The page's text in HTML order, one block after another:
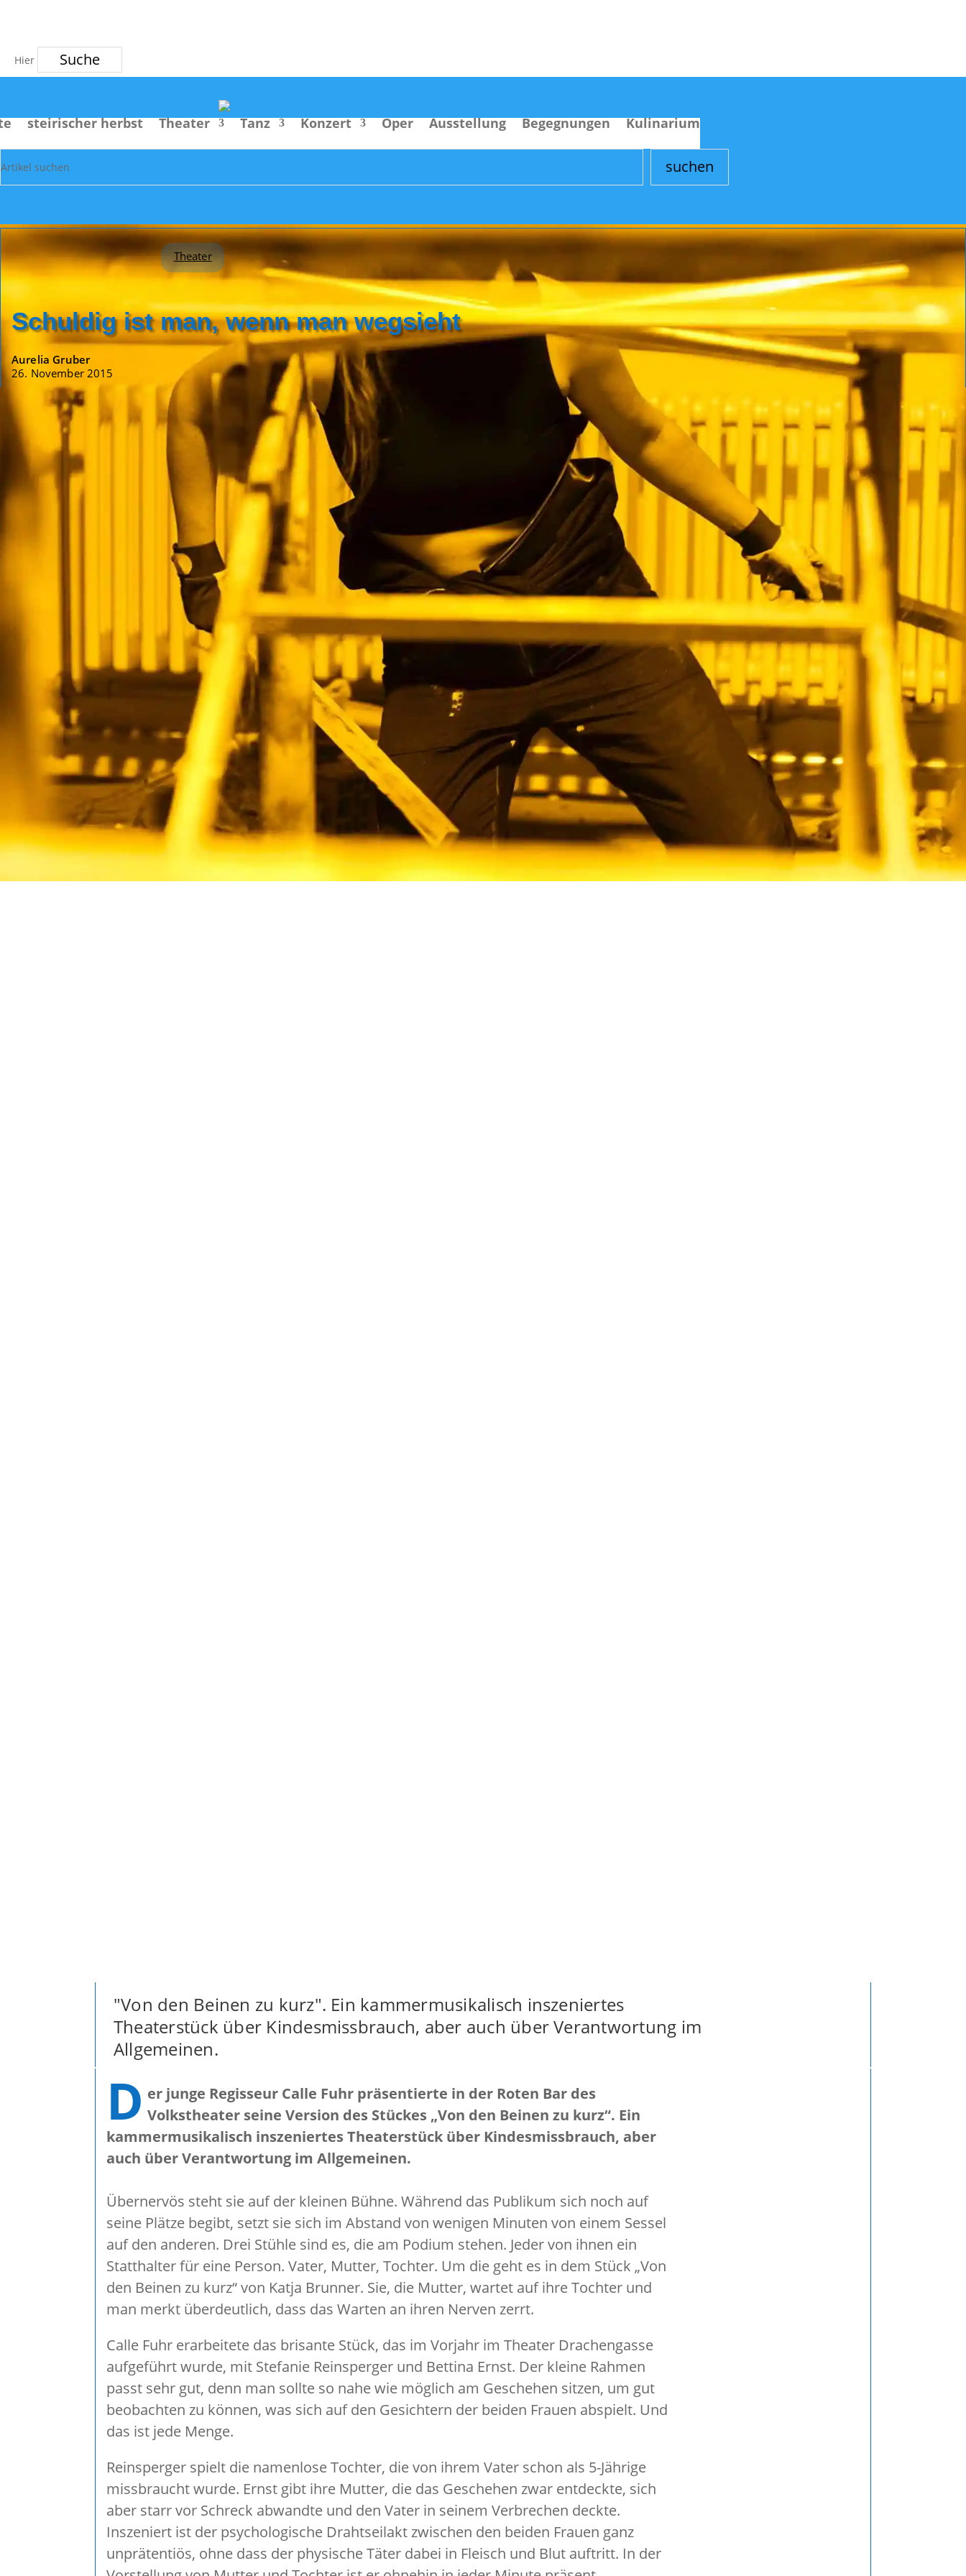
Suche
steirischer herbst Theater Tanz Konzert Oper Ausstellung Begegnungen Kulinarium
suchen
Theater
Schuldig ist man, wenn man wegsieht
Aurelia Gruber
26. November 2015
"Von den Beinen zu kurz". Ein kammermusikalisch inszeniertes
Theaterstück über Kindesmissbrauch, aber auch über Verantwortung im
Allgemeinen.
D er junge Regisseur Calle Fuhr präsentierte in der Roten Bar des
Volkstheater seine Version des Stückes „Von den Beinen zu kurz“. Ein
kammermusikalisch inszeniertes Theaterstück über Kindesmissbrauch, aber
auch über Verantwortung im Allgemeinen.
Übernervös steht sie auf der kleinen Bühne. Während das Publikum sich noch auf
seine Plätze begibt, setzt sie sich im Abstand von wenigen Minuten von einem Sessel
auf den anderen. Drei Stühle sind es, die am Podium stehen. Jeder von ihnen ein
Statthalter für eine Person. Vater, Mutter, Tochter. Um die geht es in dem Stück „Von
den Beinen zu kurz“ von Katja Brunner. Sie, die Mutter, wartet auf ihre Tochter und
man merkt überdeutlich, dass das Warten an ihren Nerven zerrt.
Calle Fuhr erarbeitete das brisante Stück, das im Vorjahr im Theater Drachengasse
aufgeführt wurde, mit Stefanie Reinsperger und Bettina Ernst. Der kleine Rahmen
passt sehr gut, denn man sollte so nahe wie möglich am Geschehen sitzen, um gut
beobachten zu können, was sich auf den Gesichtern der beiden Frauen abspielt. Und
das ist jede Menge.
Reinsperger spielt die namenlose Tochter, die von ihrem Vater schon als 5-Jährige
missbraucht wurde. Ernst gibt ihre Mutter, die das Geschehen zwar entdeckte, sich
aber starr vor Schreck abwandte und den Vater in seinem Verbrechen deckte.
Inszeniert ist der psychologische Drahtseilakt zwischen den beiden Frauen ganz
unprätentiös, ohne dass der physische Täter dabei in Fleisch und Blut auftritt. In der